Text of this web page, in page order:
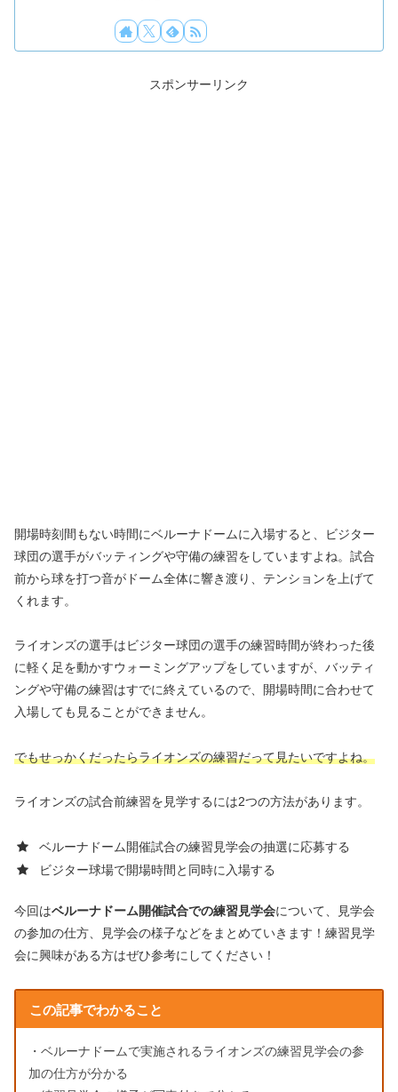
スポンサーリンク
開場時刻間もない時間にベルーナドームに入場すると、ビジター
球団の選手がバッティングや守備の練習をしていますよね。試合
前から球を打つ音がドーム全体に響き渡り、テンションを上げて
くれます。
ライオンズの選手はビジター球団の選手の練習時間が終わった後
に軽く足を動かすウォーミングアップをしていますが、バッティ
ングや守備の練習はすでに終えているので、開場時間に合わせて
入場しても見ることができません。
でもせっかくだったらライオンズの練習だって見たいですよね。
ライオンズの試合前練習を見学するには2つの方法があります。
ベルーナドーム開催試合の練習見学会の抽選に応募する
ビジター球場で開場時間と同時に入場する
今回はベルーナドーム開催試合での練習見学会について、見学会
の参加の仕方、見学会の様子などをまとめていきます！練習見学
会に興味がある方はぜひ参考にしてください！
この記事でわかること
・ベルーナドームで実施されるライオンズの練習見学会の参
加の仕方が分かる